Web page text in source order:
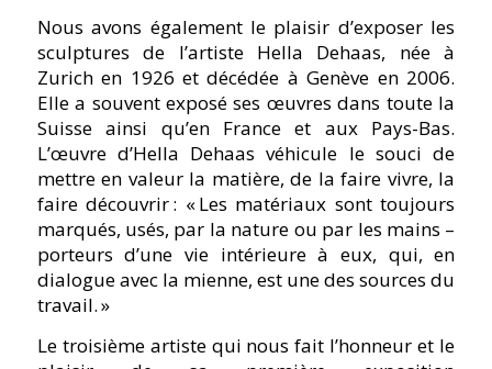
Nous avons également le plaisir d’exposer les
sculptures de l’artiste Hella Dehaas, née à
Zurich en 1926 et décédée à Genève en 2006.
Elle a souvent exposé ses œuvres dans toute la
Suisse ainsi qu’en France et aux Pays-Bas.
L’œuvre d’Hella Dehaas véhicule le souci de
mettre en valeur la matière, de la faire vivre, la
faire découvrir : « Les matériaux sont toujours
marqués, usés, par la nature ou par les mains –
porteurs d’une vie intérieure à eux, qui, en
dialogue avec la mienne, est une des sources du
travail. »
Le troisième artiste qui nous fait l’honneur et le